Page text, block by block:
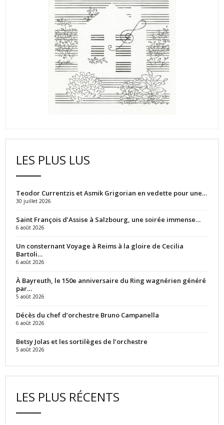
LES PLUS LUS
Teodor Currentzis et Asmik Grigorian en vedette pour une…
30 juillet 2026
Saint François d’Assise à Salzbourg, une soirée immense…
6 août 2026
Un consternant Voyage à Reims à la gloire de Cecilia
Bartoli…
6 août 2026
À Bayreuth, le 150e anniversaire du Ring wagnérien généré
par…
5 août 2026
Décès du chef d’orchestre Bruno Campanella
6 août 2026
Betsy Jolas et les sortilèges de l’orchestre
5 août 2026
LES PLUS RÉCENTS